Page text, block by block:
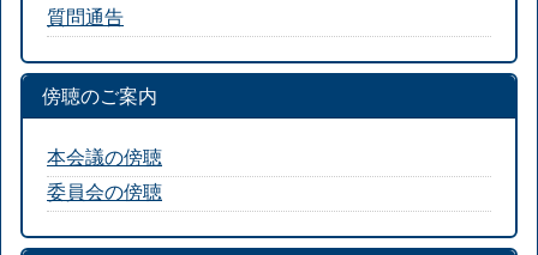
質問通告
傍聴のご案内
本会議の傍聴
委員会の傍聴